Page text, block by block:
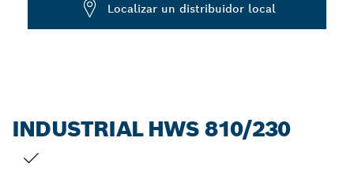
Localizar un distribuidor local
INDUSTRIAL HWS 810/230